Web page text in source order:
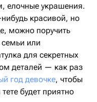
елочные украшения.
красивой, но
можно поручить
семьи или
для секретных
деталей — как раз
год девочке, чтобы
будет приятно